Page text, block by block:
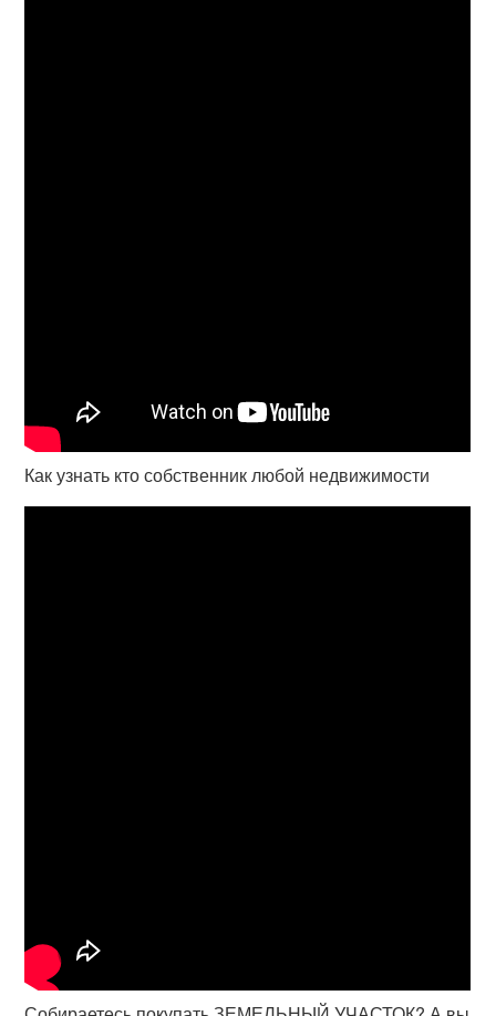
Как узнать кто собственник любой недвижимости